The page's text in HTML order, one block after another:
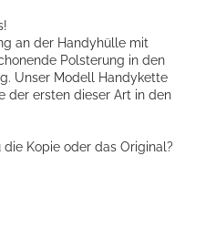
an der Handyhülle mit
Polsterung in den
Unser Modell Handykette
der ersten dieser Art in den
Kopie oder das Original?